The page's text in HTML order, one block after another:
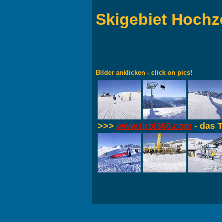
Skigebiet
Bilder anklicken - click on pics!
>>> www.tirol360.com - das